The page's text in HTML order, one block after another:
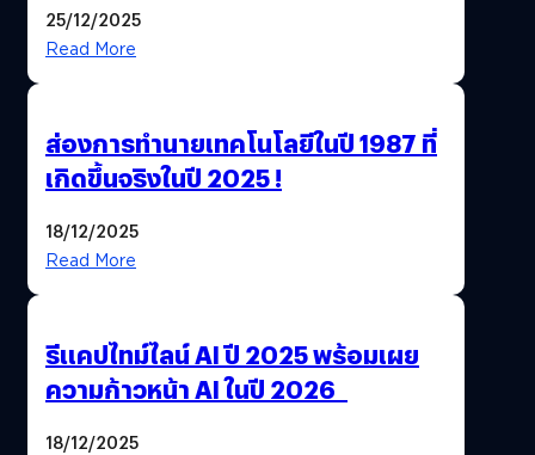
25/12/2025
Read More
ส่องการทำนายเทคโนโลยีในปี 1987 ที่
เกิดขึ้นจริงในปี 2025 !
18/12/2025
Read More
รีแคปไทม์ไลน์ AI ปี 2025 พร้อมเผย
ความก้าวหน้า AI ในปี 2026
18/12/2025